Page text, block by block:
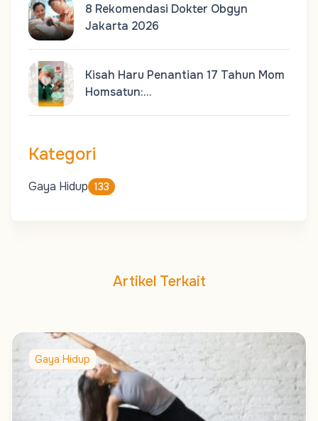
8 Rekomendasi Dokter Obgyn
Jakarta 2026
Kisah Haru Penantian 17 Tahun Mom
Homsatun:…
Kategori
Gaya Hidup 133
Artikel Terkait
Gaya Hidup